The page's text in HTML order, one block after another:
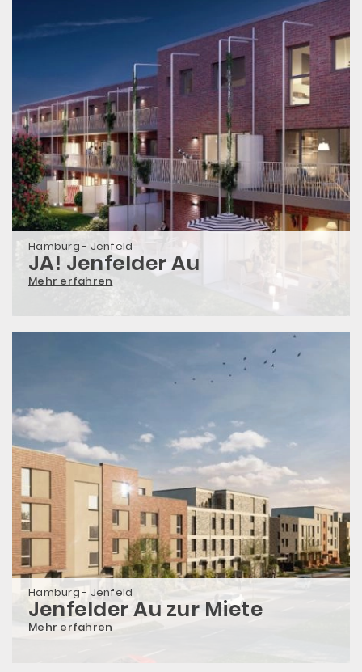
Hamburg - Jenfeld
JA! Jenfelder Au
Mehr erfahren
Hamburg - Jenfeld
Jenfelder Au zur Miete
Mehr erfahren